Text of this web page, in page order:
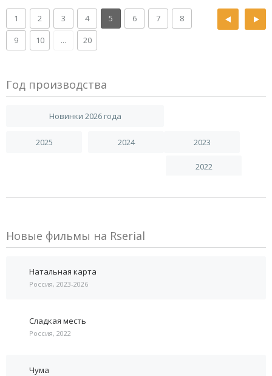
1 2 3 4 5 6 7
8
9
10 ... 20
Год производства
Новинки 2026 года
2025 2024 2023
2022
Новые фильмы на Rserial
Натальная карта
Россия, 2023-2026
Сладкая месть
Россия, 2022
Чума